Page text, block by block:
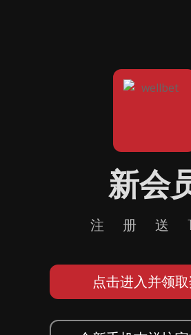
新会
注册
点击进入并领